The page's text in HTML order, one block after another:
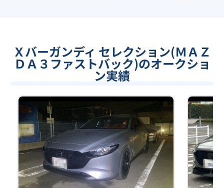
Ｘバーガンディ セレクション(ＭＡＺ
ＤＡ３ファストバック)のオークショ
ン実績